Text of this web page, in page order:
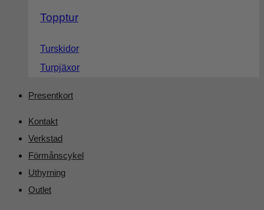
Topptur
Turskidor
Turpjäxor
Presentkort
Kontakt
Verkstad
Förmånscykel
Uthyrning
Outlet